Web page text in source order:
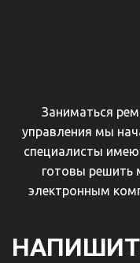
Заниматься
управления мы
специалисты
готовы решить
электронным